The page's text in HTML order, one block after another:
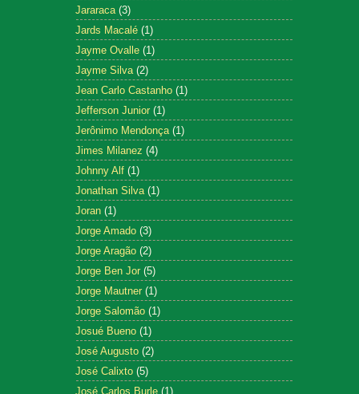
Jararaca (3)
Jards Macalé (1)
Jayme Ovalle (1)
Jayme Silva (2)
Jean Carlo Castanho (1)
Jefferson Junior (1)
Jerônimo Mendonça (1)
Jimes Milanez (4)
Johnny Alf (1)
Jonathan Silva (1)
Joran (1)
Jorge Amado (3)
Jorge Aragão (2)
Jorge Ben Jor (5)
Jorge Mautner (1)
Jorge Salomão (1)
Josué Bueno (1)
José Augusto (2)
José Calixto (5)
José Carlos Burle (1)